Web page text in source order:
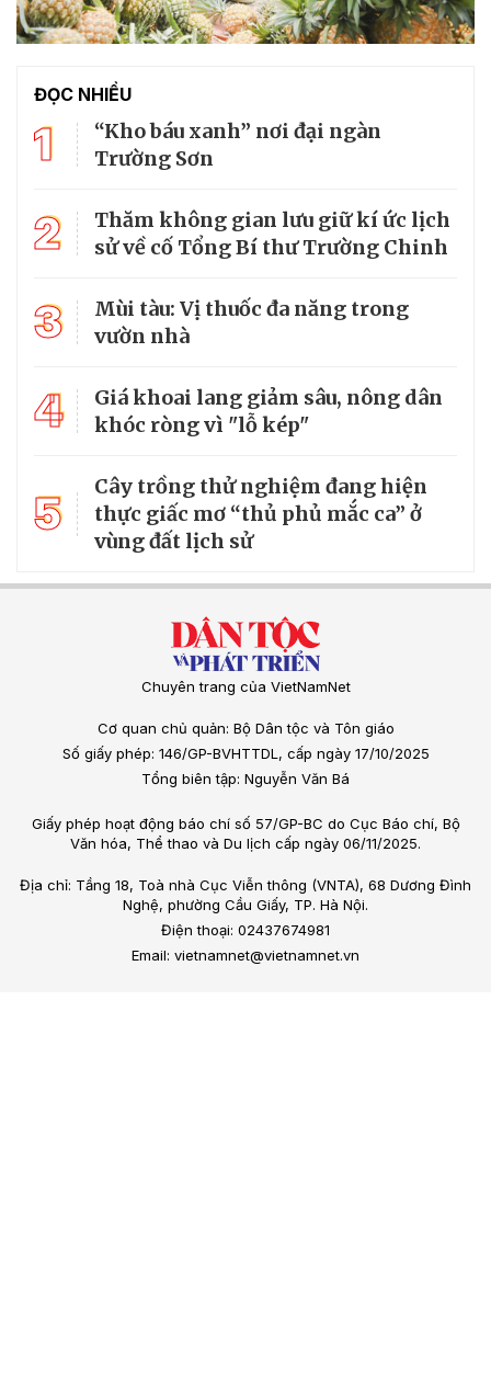
ĐỌC NHIỀU
1
“Kho báu xanh” nơi đại ngàn
Trường Sơn
2
Thăm không gian lưu giữ kí ức lịch
sử về cố Tổng Bí thư Trường Chinh
3
Mùi tàu: Vị thuốc đa năng trong
vườn nhà
4
Giá khoai lang giảm sâu, nông dân
khóc ròng vì "lỗ kép"
5
Cây trồng thử nghiệm đang hiện
thực giấc mơ “thủ phủ mắc ca” ở
vùng đất lịch sử
Chuyên trang của VietNamNet
Cơ quan chủ quản: Bộ Dân tộc và Tôn giáo
Số giấy phép: 146/GP-BVHTTDL, cấp ngày 17/10/2025
Tổng biên tập: Nguyễn Văn Bá
Giấy phép hoạt động báo chí số 57/GP-BC do Cục Báo chí, Bộ
Văn hóa, Thể thao và Du lịch cấp ngày 06/11/2025.
Địa chỉ: Tầng 18, Toà nhà Cục Viễn thông (VNTA), 68 Dương Đình
Nghệ, phường Cầu Giấy, TP. Hà Nội.
Điện thoại: 02437674981
Email: vietnamnet@vietnamnet.vn